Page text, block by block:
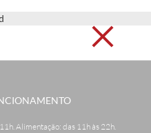
Alimentação: das 11h às 22h.